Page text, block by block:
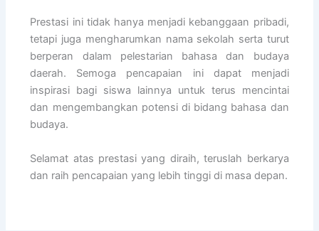
Prestasi ini tidak hanya menjadi kebanggaan pribadi,
tetapi juga mengharumkan nama sekolah serta turut
berperan dalam pelestarian bahasa dan budaya
daerah. Semoga pencapaian ini dapat menjadi
inspirasi bagi siswa lainnya untuk terus mencintai
dan mengembangkan potensi di bidang bahasa dan
budaya.
Selamat atas prestasi yang diraih, teruslah berkarya
dan raih pencapaian yang lebih tinggi di masa depan.